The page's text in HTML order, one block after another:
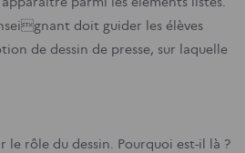
doit guider les élèves
de dessin de presse, sur laquelle
le rôle du dessin. Pourquoi est-il là ?